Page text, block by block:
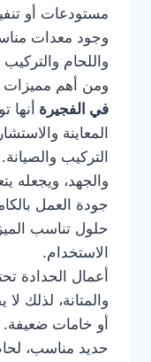
مستودعات أو
وجود معدات
واللحام
ومن أهم مميزات
في الفجيرة
المعاينة
التركيب
والجهد، ويجعله
جودة العمل
حلول تناسب
الاستخدام.
أعمال الحدادة
والمتانة، لذلك
أو خامات ضعيفة.
حديد مناسب،